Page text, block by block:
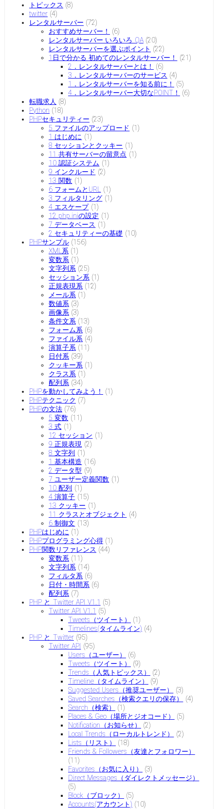
トピックス (8)
twitter(4)
レンタルサーバー (72)
おすすめサーバー！
(6)
レンタルサーバー いろいろ QA(20)
レンタルサーバーを選ぶポイント (22)
1日で分かる 初めてのレンタルサーバー！
(21)
2．レンタルサーバーとは！
(6)
3．レンタルサーバーのサービス (4)
1．レンタルサーバーを知る前に！
(5)
4．レンタルサーバー大切なPOINT！
(6)
転職求人 (8)
Python (18)
PHPセキュリティー (23)
5 ファイルのアップロード (1)
1 はじめに (1)
8 セッションとクッキー (1)
11 共有サーバーの留意点 (1)
10 認証システム (1)
9 インクルード (2)
13 関数 (1)
6 フォームとURL
(1)
3 フィルタリング (1)
4 エスケープ(1)
12 php.iniの設定 (1)
7 データベース (1)
2 セキュリティーの基礎 (10)
PHPサンプル(156)
XML系 (1)
変数系 (1)
文字列系 (25)
セッション系 (1)
正規表現系 (12)
メール系 (1)
数値系 (3)
画像系 (3)
条件文系 (13)
フォーム系 (6)
ファイル系 (4)
演算子系 (11)
日付系 (39)
クッキー系 (1)
クラス系 (1)
配列系 (34)
PHPを動かしてみよう！
(1)
PHPテクニック (7)
PHPの文法(76)
5 変数 (11)
3 式 (1)
12 セッション (1)
9 正規表現 (2)
8 文字列 (1)
1 基本構造 (16)
2 データ型 (9)
7 ユーザー定義関数 (1)
10 配列 (1)
4 演算子 (15)
13 クッキー (1)
11 クラスとオブジェクト (4)
6 制御文 (13)
PHPはじめに (1)
PHPプログラミング心得(1)
PHP関数リファレンス (44)
変数系 (11)
文字列系 (14)
フィルタ系 (6)
日付・時間系 (6)
配列系 (7)
PHP と Twitter API V1.1 (5)
Twitter API V1.1 (5)
Tweets（ツイート）
(1)
Timelines(タイムライン) (4)
PHP と Twitter(95)
Twitter API (95)
Users（ユーザー）
(6)
Tweets（ツイート）
(9)
Trends（人気トピックス）
(2)
Timeline（タイムライン）
(9)
Suggested Users（推奨ユーザー）
(3)
Saved Searches（検索クエリの保存）
(4)
Search（検索）
(1)
Places & Geo（場所とジオコード）
(5)
Notification（お知らせ）
(2)
Local Trends（ローカルトレンド）
(2)
Lists（リスト）
(18)
Friends & Followers（友達とフォロワー）
(11)
Favorites（お気に入り）
(3)
Direct Messages（ダイレクトメッセージ）
(5)
Block（ブロック）
(5)
Accounts(アカウント) (10)